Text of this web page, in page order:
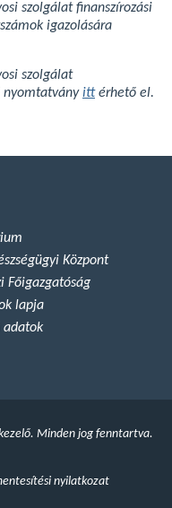
szolgálat finanszírozási
igazolására
szolgálat
nyomtatványittérhető el.
Központ
Főigazgatóság
lapja
adatok
Minden jog fenntartva.
nyilatkozat